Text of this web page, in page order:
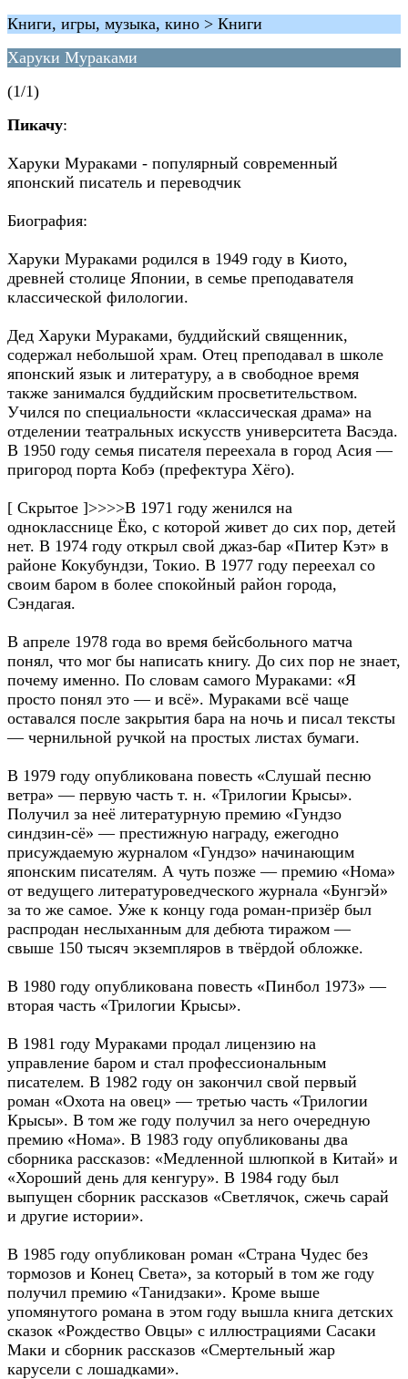
Книги, игры, музыка, кино > Книги
Харуки Мураками
(1/1)
Пикачу:
Харуки Мураками - популярный современный
японский писатель и переводчик
Биография:
Харуки Мураками родился в 1949 году в Киото,
древней столице Японии, в семье преподавателя
классической филологии.
Дед Харуки Мураками, буддийский священник,
содержал небольшой храм. Отец преподавал в школе
японский язык и литературу, а в свободное время
также занимался буддийским просветительством.
Учился по специальности «классическая драма» на
отделении театральных искусств университета Васэда.
В 1950 году семья писателя переехала в город Асия —
пригород порта Кобэ (префектура Хёго).
[ Скрытое ]>>>>В 1971 году женился на
однокласснице Ёко, с которой живет до сих пор, детей
нет. В 1974 году открыл свой джаз-бар «Питер Кэт» в
районе Кокубундзи, Токио. В 1977 году переехал со
своим баром в более спокойный район города,
Сэндагая.
В апреле 1978 года во время бейсбольного матча
понял, что мог бы написать книгу. До сих пор не знает,
почему именно. По словам самого Мураками: «Я
просто понял это — и всё». Мураками всё чаще
оставался после закрытия бара на ночь и писал тексты
— чернильной ручкой на простых листах бумаги.
В 1979 году опубликована повесть «Слушай песню
ветра» — первую часть т. н. «Трилогии Крысы».
Получил за неё литературную премию «Гундзо
синдзин-сё» — престижную награду, ежегодно
присуждаемую журналом «Гундзо» начинающим
японским писателям. А чуть позже — премию «Нома»
от ведущего литературоведческого журнала «Бунгэй»
за то же самое. Уже к концу года роман-призёр был
распродан неслыханным для дебюта тиражом —
свыше 150 тысяч экземпляров в твёрдой обложке.
В 1980 году опубликована повесть «Пинбол 1973» —
вторая часть «Трилогии Крысы».
В 1981 году Мураками продал лицензию на
управление баром и стал профессиональным
писателем. В 1982 году он закончил свой первый
роман «Охота на овец» — третью часть «Трилогии
Крысы». В том же году получил за него очередную
премию «Нома». В 1983 году опубликованы два
сборника рассказов: «Медленной шлюпкой в Китай» и
«Хороший день для кенгуру». В 1984 году был
выпущен сборник рассказов «Светлячок, сжечь сарай
и другие истории».
В 1985 году опубликован роман «Страна Чудес без
тормозов и Конец Света», за который в том же году
получил премию «Танидзаки». Кроме выше
упомянутого романа в этом году вышла книга детских
сказок «Рождество Овцы» с иллюстрациями Сасаки
Маки и сборник рассказов «Смертельный жар
карусели с лошадками».